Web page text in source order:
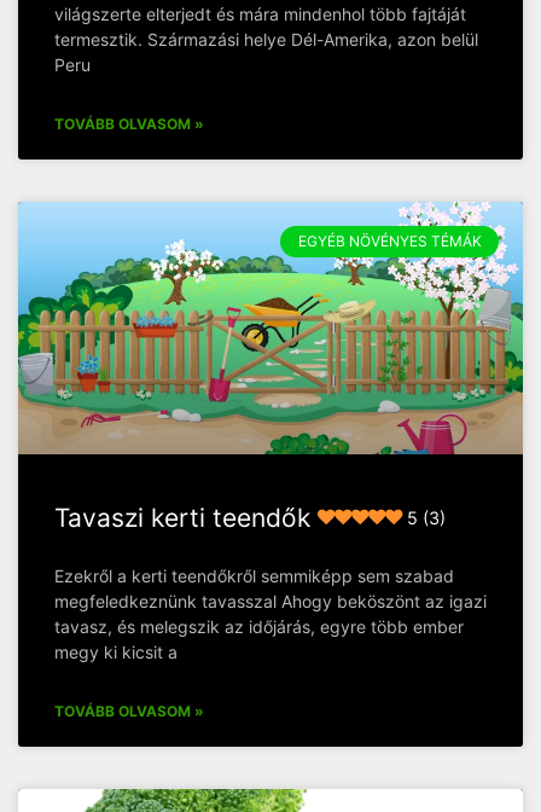
világszerte elterjedt és mára mindenhol több fajtáját
termesztik. Származási helye Dél-Amerika, azon belül
Peru
TOVÁBB OLVASOM »
EGYÉB NÖVÉNYES TÉMÁK
Tavaszi kerti teendők 5 (3)
Ezekről a kerti teendőkről semmiképp sem szabad
megfeledkeznünk tavasszal Ahogy beköszönt az igazi
tavasz, és melegszik az időjárás, egyre több ember
megy ki kicsit a
TOVÁBB OLVASOM »